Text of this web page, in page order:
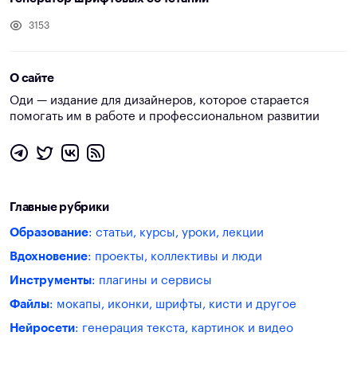
3153
О сайте
Оди — издание для дизайнеров, которое старается
помогать им в работе и профессиональном развитии
Главные рубрики
Образование: статьи, курсы, уроки, лекции
Вдохновение: проекты, коллективы и люди
Инструменты: плагины и сервисы
Файлы: мокапы, иконки, шрифты, кисти и другое
Нейросети: генерация текста, картинок и видео